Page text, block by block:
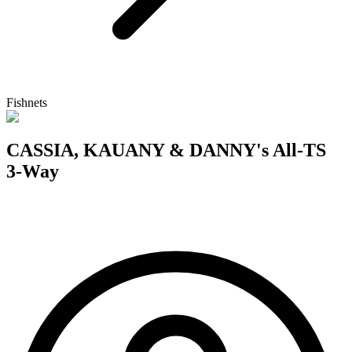
Fishnets
CASSIA, KAUANY & DANNY's All-TS
3-Way